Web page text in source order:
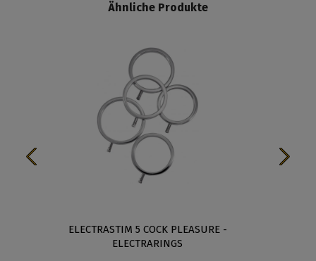
Ähnliche Produkte
ELECTRASTIM 5 COCK PLEASURE -
ELECTRARINGS